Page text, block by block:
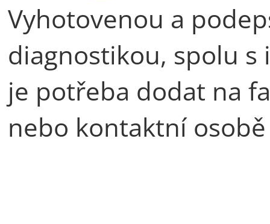
Vyhotovenou a
diagnostikou, spolu
je potřeba dodat na
nebo kontaktní